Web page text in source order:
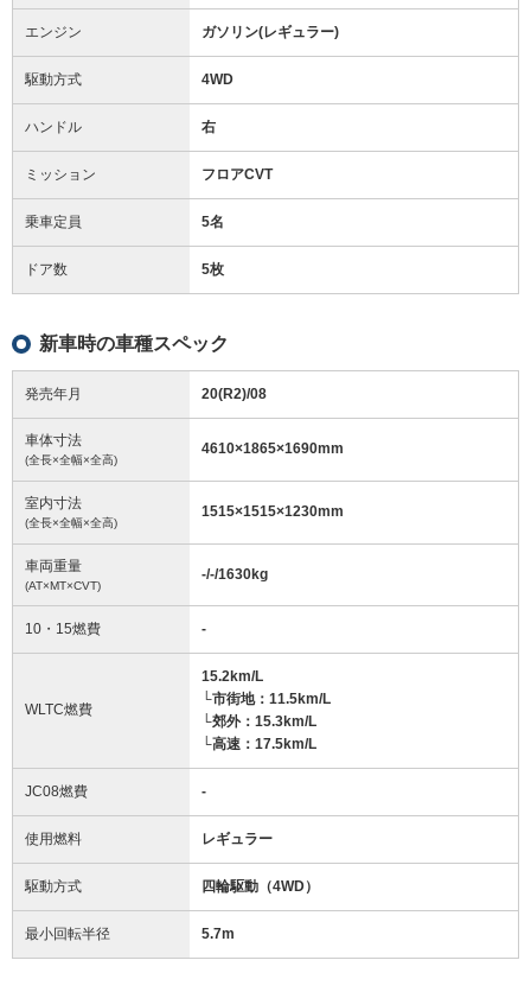
エンジン ガソリン(レギュラー)
駆動方式 4WD
ハンドル 右
ミッション フロアCVT
乗車定員 5名
ドア数 5枚
新車時の車種スペック
発売年月 20(R2)/08
車体寸法
(全長×全幅×全高)
4610×1865×1690mm
室内寸法
(全長×全幅×全高)
1515×1515×1230mm
車両重量
(AT×MT×CVT)
-/-/1630kg
10・15燃費 -
WLTC燃費
15.2km/L
└市街地：11.5km/L
└郊外：15.3km/L
└高速：17.5km/L
JC08燃費 -
使用燃料 レギュラー
駆動方式 四輪駆動（4WD）
最小回転半径 5.7m